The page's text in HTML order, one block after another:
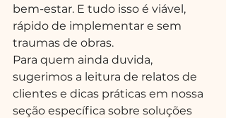
bem-estar. E tudo isso é viável,
rápido de implementar e sem
traumas de obras.
Para quem ainda duvida,
sugerimos a leitura de relatos de
clientes e dicas práticas em nossa
seção específica sobre soluções